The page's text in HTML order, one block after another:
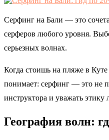
Серфинг на Бали — это
серферов любого уровня.
серьезных волнах.
Когда стоишь на пляже в
понимает: серфинг — это не
инструктора и уважать этику
География волн: